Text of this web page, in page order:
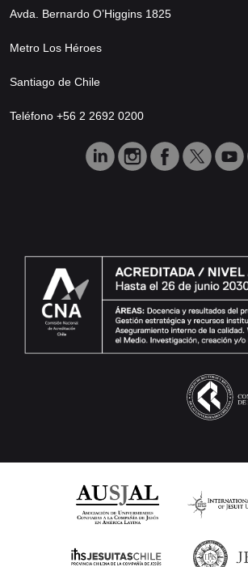
Avda. Bernardo O’Higgins 1825
Metro Los Héroes
Santiago de Chile
Teléfono +56 2 2692 0200